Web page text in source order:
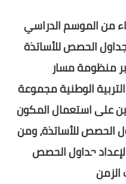
من الموسم الدراسي
الحصص للأساتذة
منظومة مسار
الوطنية مجموعة
على استعمال المكون
الحصص للأساتذة،ومن
جداول الحصص
الزمن